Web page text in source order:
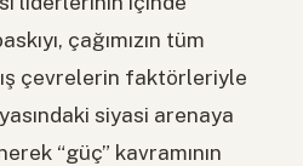
çağımızın tüm
çevrelerin faktörleriyle
siyasi arenaya
“güç” kavramının